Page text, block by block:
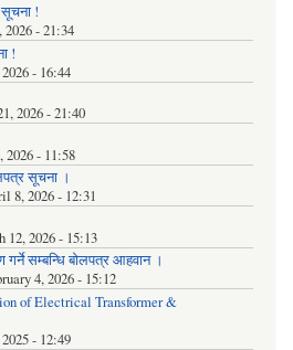
!
2026 - 21:34
!
- 16:44
2026 - 21:40
- 11:58
सूचना ।
8, 2026 - 12:31
12, 2026 - 15:13
गर्ने सम्बन्धि बोलपत्र आहवान ।
4, 2026 - 15:12
of Electrical Transformer &
- 12:49